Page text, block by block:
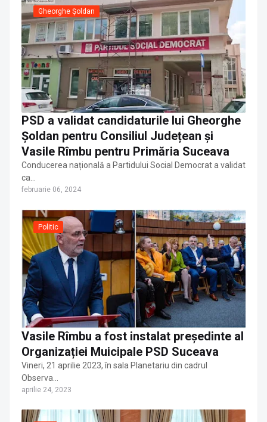
Gheorghe Șoldan
PSD a validat candidaturile lui Gheorghe
Șoldan pentru Consiliul Județean și
Vasile Rîmbu pentru Primăria Suceava
Conducerea națională a Partidului Social Democrat a validat
ca…
februarie 06, 2024
Politic
Vasile Rîmbu a fost instalat președinte al
Organizației Muicipale PSD Suceava
Vineri, 21 aprilie 2023, în sala Planetariu din cadrul
Observa…
aprilie 24, 2023